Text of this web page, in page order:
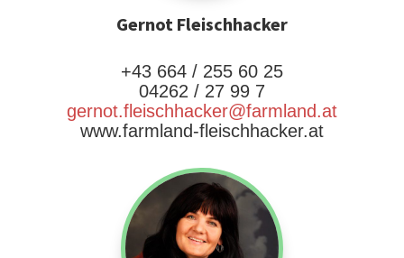
Gernot Fleischhacker
+43 664 / 255 60 25
04262 / 27 99 7
gernot.fleischhacker@farmland.at
www.farmland-fleischhacker.at